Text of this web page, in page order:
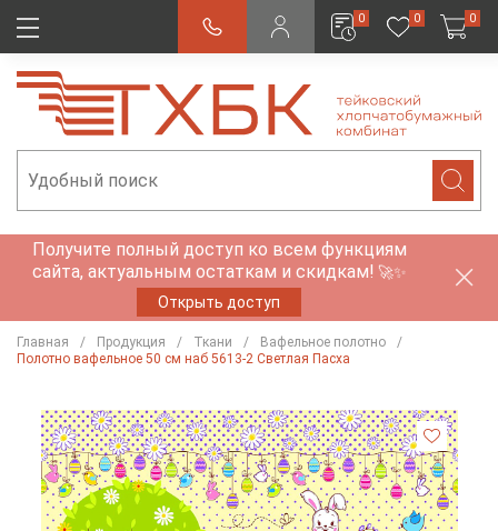
0 0 0
Получите полный доступ ко всем функциям
сайта, актуальным остаткам и скидкам! 🚀✨
Открыть доступ
Главная Продукция Ткани
Вафельное полотно
Полотно вафельное 50 см наб 5613-2 Светлая Пасха